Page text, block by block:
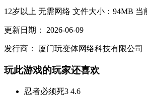
12岁以上 无需网络 文件大小：94MB 当
更新日期： 2026-06-09
发行商： 厦门玩变体网络科技有限公司
玩此游戏的玩家还喜欢
忍者必须死3 4.6